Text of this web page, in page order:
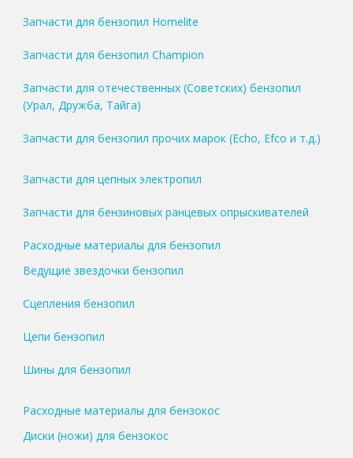
Запчасти для бензопил Homelite
Запчасти для бензопил Champion
Запчасти для отечественных (Советских) бензопил
(Урал, Дружба, Тайга)
Запчасти для бензопил прочих марок (Echo, Efco и т.д.)
Запчасти для цепных электропил
Запчасти для бензиновых ранцевых опрыскивателей
Расходные материалы для бензопил
Ведущие звездочки бензопил
Сцепления бензопил
Цепи бензопил
Шины для бензопил
Расходные материалы для бензокос
Диски (ножи) для бензокос